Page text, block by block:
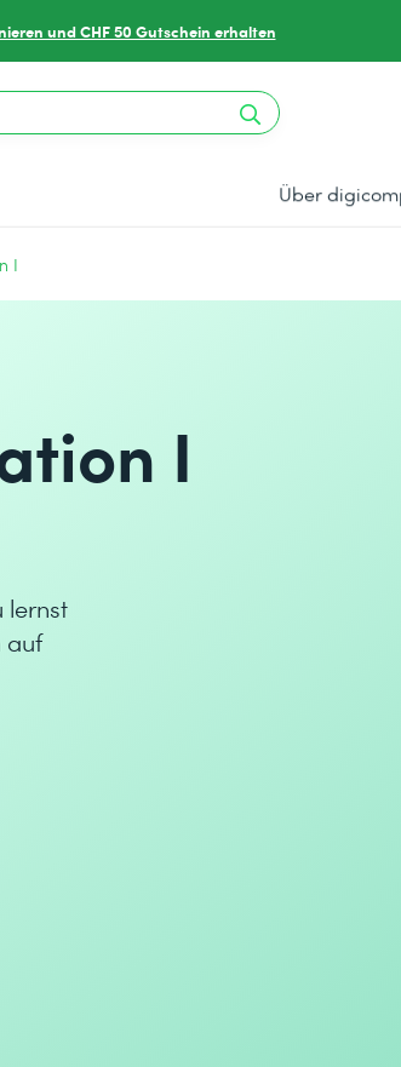
und CHF 50 Gutschein erhalten
Über
I
I
lernst
auf